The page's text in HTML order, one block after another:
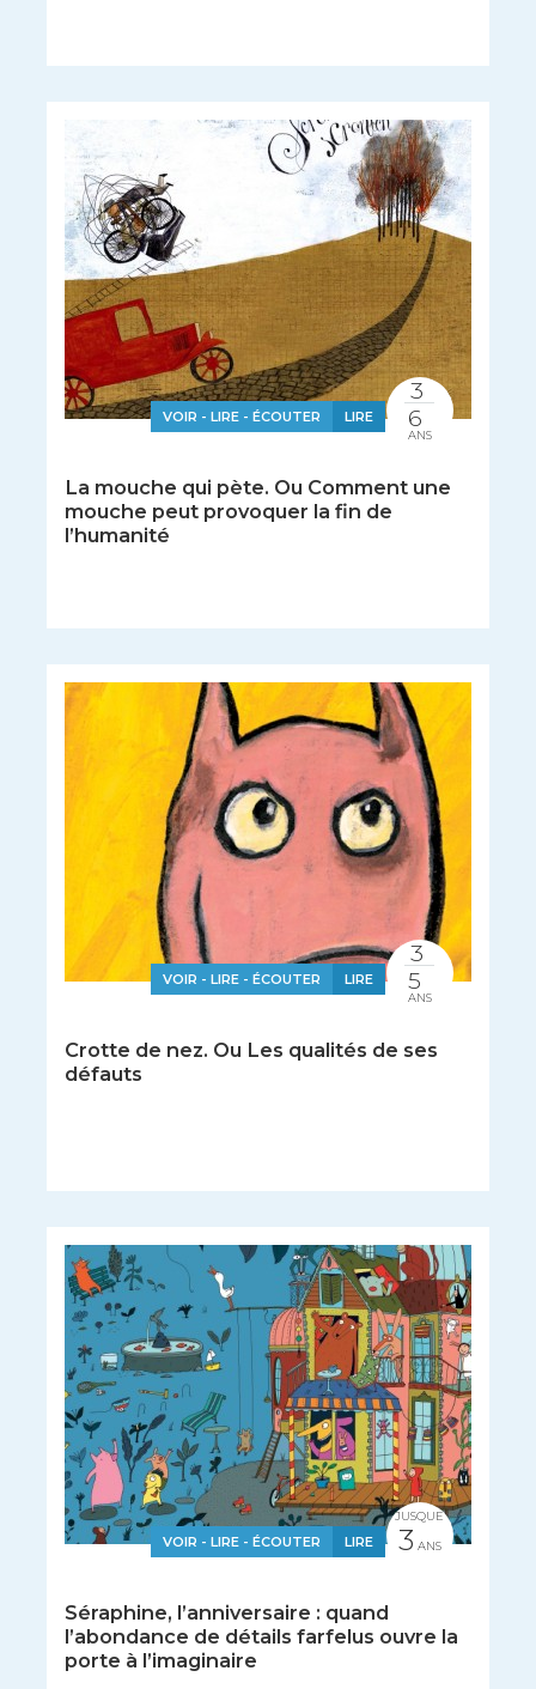
VOIR - LIRE - ÉCOUTER LIRE
La mouche qui pète. Ou Comment une
mouche peut provoquer la fin de
l’humanité
3
6
ANS
VOIR - LIRE - ÉCOUTER LIRE
Crotte de nez. Ou Les qualités de ses
défauts
3
5
ANS
VOIR - LIRE - ÉCOUTER LIRE
Séraphine, l’anniversaire : quand
l’abondance de détails farfelus ouvre la
porte à l’imaginaire
JUSQUE
3 ANS